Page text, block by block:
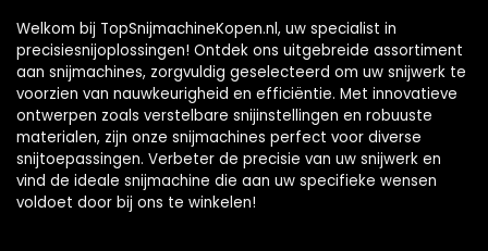
Kaas,Zwart
Welkom bij TopSnijmachineKopen.nl, uw specialist in
precisiesnijoplossingen! Ontdek ons uitgebreide assortiment
aan snijmachines, zorgvuldig geselecteerd om uw snijwerk te
voorzien van nauwkeurigheid en efficiëntie. Met innovatieve
ontwerpen zoals verstelbare snijinstellingen en robuuste
materialen, zijn onze snijmachines perfect voor diverse
snijtoepassingen. Verbeter de precisie van uw snijwerk en
vind de ideale snijmachine die aan uw specifieke wensen
voldoet door bij ons te winkelen!